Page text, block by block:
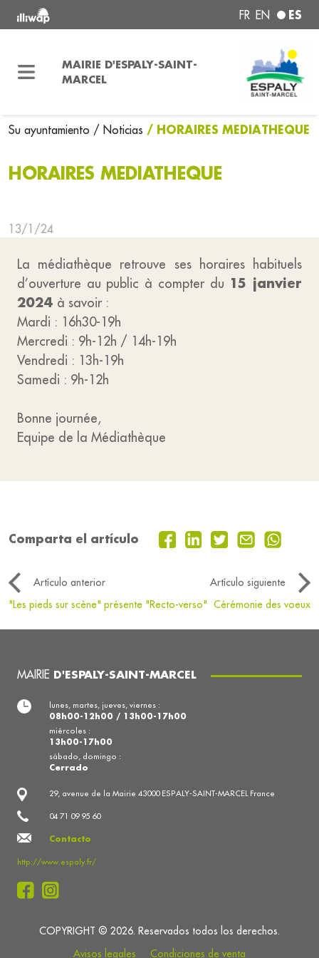
FR EN ES
MAIRIE D'ESPALY-SAINT-
MARCEL
Su ayuntamiento / Noticias / HORAIRES MEDIATHEQUE
HORAIRES MEDIATHEQUE
13/1/24
La médiathèque retrouve ses horaires habituels
d’ouverture au public à compter du 15 janvier
2024 à savoir :
Mardi : 16h30-19h
Mercredi : 9h-12h / 14h-19h
Vendredi : 13h-19h
Samedi : 9h-12h
Bonne journée,
Equipe de la Médiathèque
Comparta el artículo
Artículo anterior
Artículo siguiente
"Les pieds sur scène" présente "Recto-verso" Cérémonie des voeux
MAIRIE D'ESPALY-SAINT-MARCEL
29, avenue de la Mairie 43000 ESPALY-SAINT-MARCEL France
04 71 09 95 60
Contacto
http://www.espaly.fr/
lunes, martes, jueves, viernes :
08h00-12h00 / 13h00-17h00
miércoles :
13h00-17h00
sábado, domingo :
Cerrado
COPYRIGHT © 2026. Reservados todos los derechos.
Avisos legales
Condiciones de venta